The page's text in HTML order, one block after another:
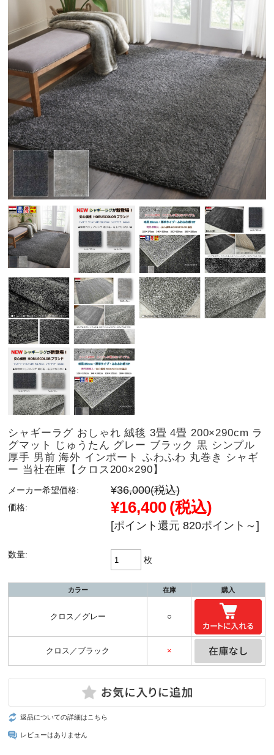
シャギーラグ おしゃれ 絨毯 3畳 4畳 200×290cm ラ
グマット じゅうたん グレー ブラック 黒 シンプル
厚手 男前 海外 インポート ふわふわ 丸巻き シャギ
ー 当社在庫【クロス200×290】
メーカー希望価格: ¥36,000(税込)
価格: ¥16,400 (税込)
[ポイント還元 820ポイント～]
数量:
枚
カラー 在庫 購入
クロス／グレー ○
クロス／ブラック ×
返品についての詳細はこちら
レビューはありません